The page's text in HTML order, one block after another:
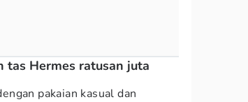
tas Hermes ratusan juta
pakaian kasual dan